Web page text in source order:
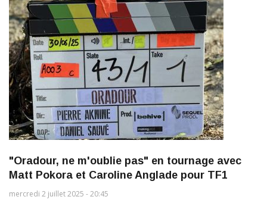
"Oradour, ne m'oublie pas" en tournage avec
Matt Pokora et Caroline Anglade pour TF1
mercredi 2 juillet 2025 - 20:45